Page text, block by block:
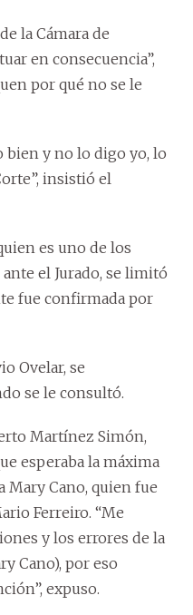
la Cámara de
en consecuencia”,
por qué no se le
bien y no lo digo yo, lo
insistió el
es uno de los
el Jurado, se limitó
fue confirmada por
Ovelar, se
se le consultó.
Martínez Simón,
esperaba la máxima
Mary Cano, quien fue
Ferreiro. “Me
y los errores de la
Cano), por eso
expuso.